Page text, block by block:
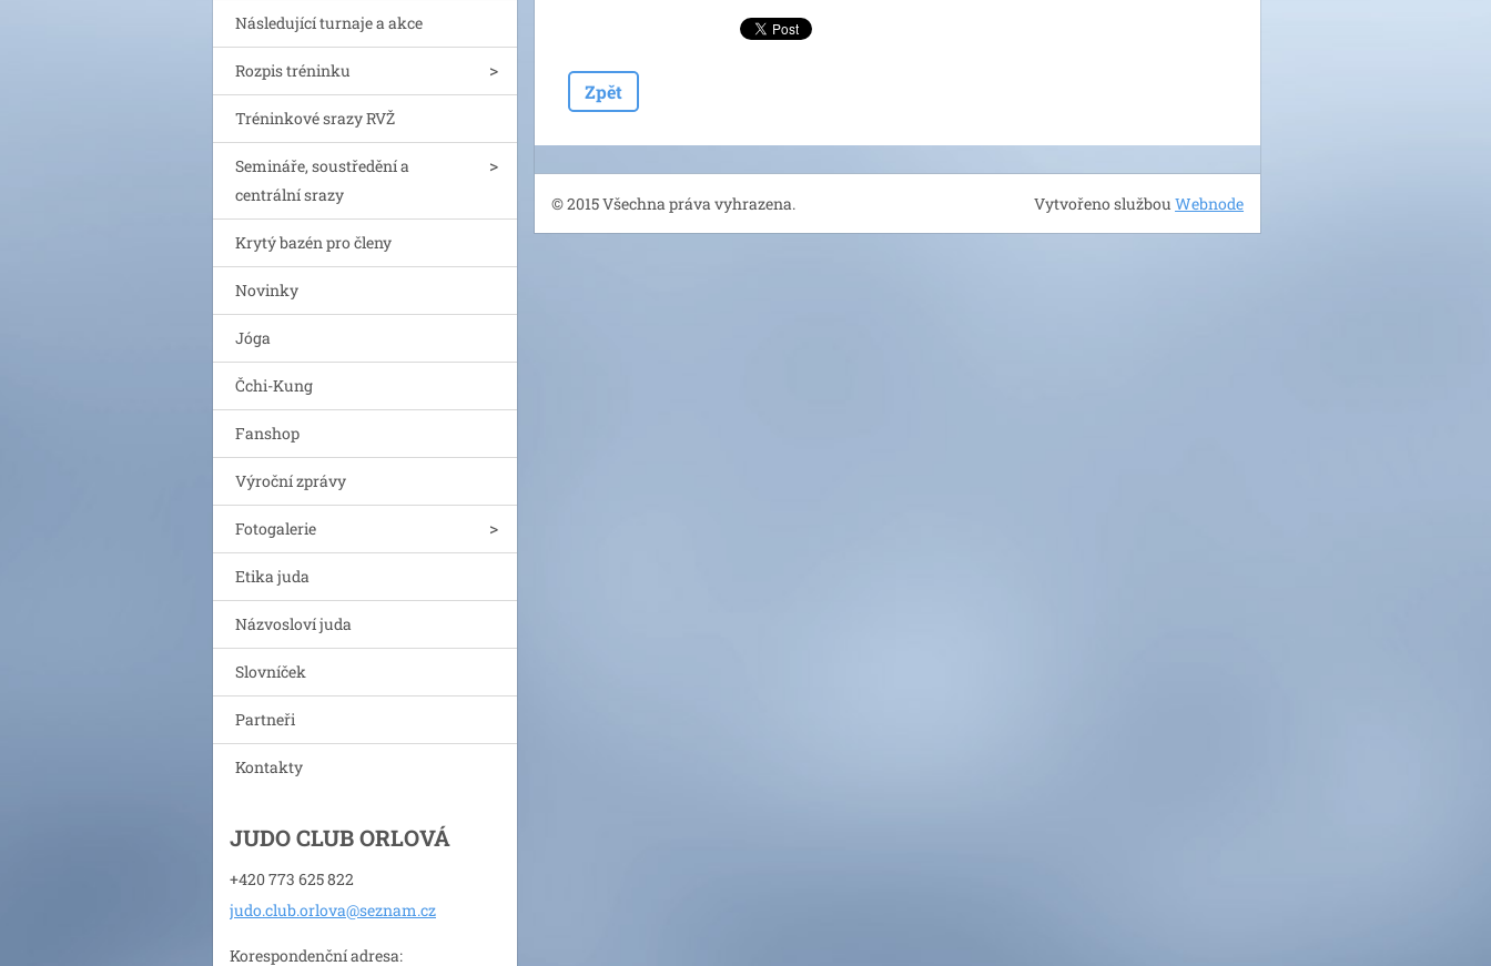
Následující turnaje a akce
Rozpis tréninku
Tréninkové srazy RVŽ
Semináře, soustředění a
centrální srazy
Krytý bazén pro členy
Novinky
Jóga
Čchi-Kung
Fanshop
Výroční zprávy
Fotogalerie
Etika juda
Názvosloví juda
Slovníček
Partneři
Kontakty
JUDO CLUB ORLOVÁ
+420 773 625 822
judo.club.orlova@seznam.cz
Korespondenční adresa:
Zpět
© 2015 Všechna práva vyhrazena. Vytvořeno službouWebnode